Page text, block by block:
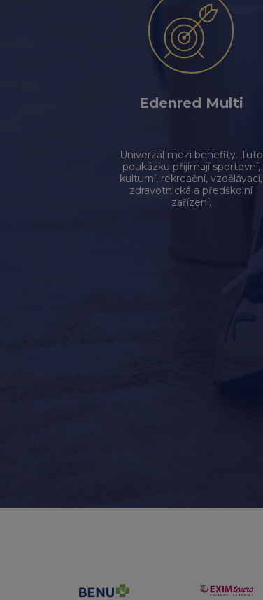
Edenred Multi
Univerzál mezi benefity. Tuto
poukázku přijímají sportovní,
kulturní, rekreační, vzdělávací,
zdravotnická a předškolní
zařízení.